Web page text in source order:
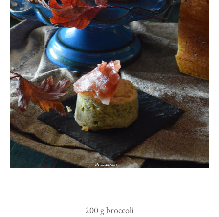
200 g broccoli